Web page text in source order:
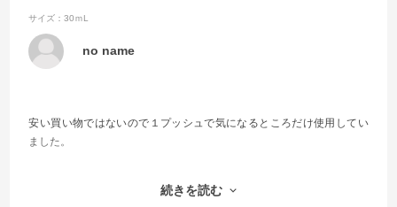
サイズ：30ｍL
no name
安い買い物ではないので１プッシュで気になるところだけ使用してい
ました。
精神的な負担があるので一旦解約をしようと思ったら電話での受付で
続きを読む